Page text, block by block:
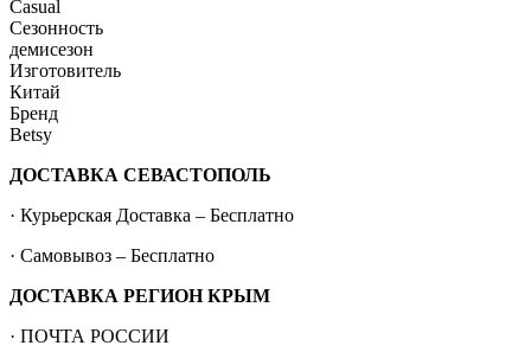
Casual
Сезонность
демисезон
Изготовитель
Китай
Бренд
Betsy
ДОСТАВКА СЕВАСТОПОЛЬ
· Курьерская Доставка – Бесплатно
· Самовывоз – Бесплатно
ДОСТАВКА РЕГИОН КРЫМ
· ПОЧТА РОССИИ